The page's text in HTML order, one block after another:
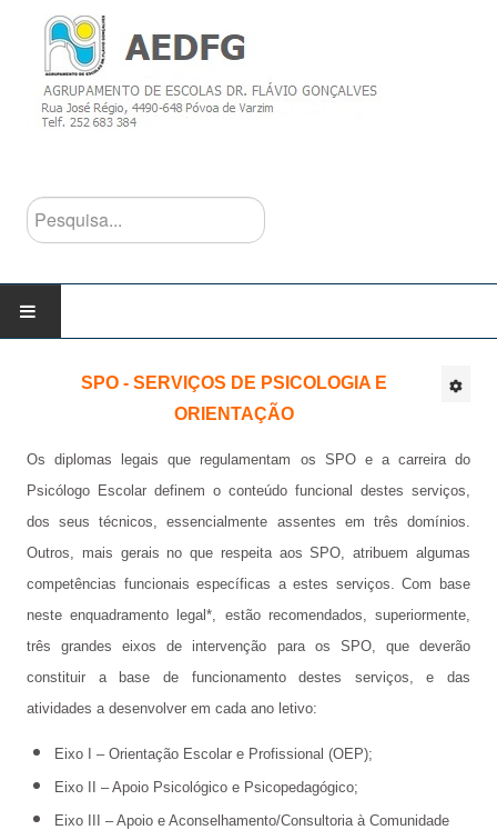
Pesquisa...
AGRUPAMENTO
Órgãos de Gestão
Documentos Orientadores
Regulamento Interno
Projeto Educativo
Calendário das Atividades do Agrupamento
Plano Anual de Atividades
Estratégia de Educação para a Cidadania na Escola
SPO - SERVIÇOS DE PSICOLOGIA E
ORIENTAÇÃO
Os diplomas legais que regulamentam os SPO e a carreira do
Psicólogo Escolar definem o conteúdo funcional destes serviços,
dos seus técnicos, essencialmente assentes em três domínios.
Outros, mais gerais no que respeita aos SPO, atribuem algumas
competências funcionais específicas a estes serviços. Com base
neste enquadramento legal*, estão recomendados, superiormente,
três grandes eixos de intervenção para os SPO, que deverão
constituir a base de funcionamento destes serviços, e das
atividades a desenvolver em cada ano letivo:
Eixo I – Orientação Escolar e Profissional (OEP);
Eixo II – Apoio Psicológico e Psicopedagógico;
Eixo III – Apoio e Aconselhamento/Consultoria à Comunidade